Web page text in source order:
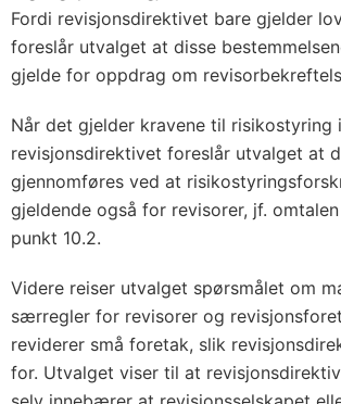
Fordi revisjonsdirektivet bare gjelder
foreslår utvalget at disse
gjelde for oppdrag om
Når det gjelder kravene til risikostyring i
revisjonsdirektivet foreslår utvalget at
gjennomføres ved at
gjeldende også for revisorer, jf.
punkt 10.2.
Videre reiser utvalget spørsmålet om
særregler for revisorer og
reviderer små foretak, slik
for. Utvalget viser til at